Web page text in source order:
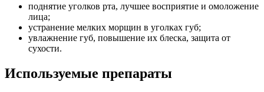
поднятие уголков рта, лучшее восприятие и омоложение
лица;
устранение мелких морщин в уголках губ;
увлажнение губ, повышение их блеска, защита от
сухости.
Используемые препараты